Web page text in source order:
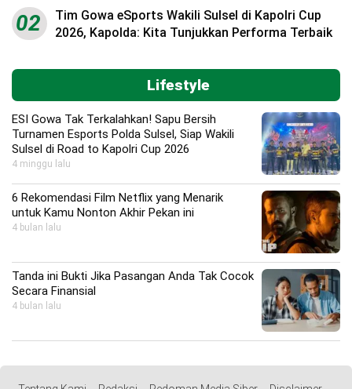
02
Tim Gowa eSports Wakili Sulsel di Kapolri Cup
2026, Kapolda: Kita Tunjukkan Performa Terbaik
Lifestyle
ESI Gowa Tak Terkalahkan! Sapu Bersih
Turnamen Esports Polda Sulsel, Siap Wakili
Sulsel di Road to Kapolri Cup 2026
4 minggu lalu
6 Rekomendasi Film Netflix yang Menarik
untuk Kamu Nonton Akhir Pekan ini
4 bulan lalu
Tanda ini Bukti Jika Pasangan Anda Tak Cocok
Secara Finansial
4 bulan lalu